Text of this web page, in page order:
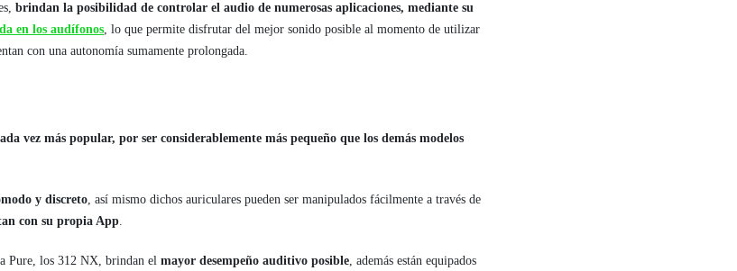
brindan la posibilidad de controlar el audio de numerosas aplicaciones, mediante su
en los audífonos, lo que permite disfrutar del mejor sonido posible al momento de utilizar
con una autonomía sumamente prolongada.
vez más popular, por ser considerablemente más pequeño que los demás modelos
y discreto, así mismo dichos auriculares pueden ser manipulados fácilmente a través de
con su propia App.
Pure, los 312 NX, brindan el mayor desempeño auditivo posible, además están equipados